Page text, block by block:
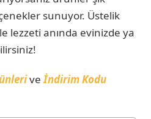
sunuyor. Üstelik
lezzeti anında evinizde ya
veİndirim Kodu